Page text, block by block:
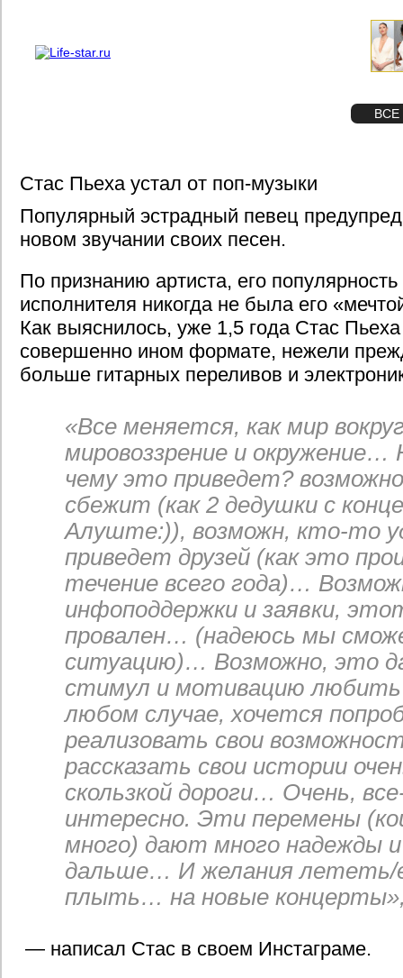
ВСЕ
Стас Пьеха устал от поп-музыки
Популярный эстрадный певец
новом звучании своих песен.
По признанию артиста, его популярность
исполнителя никогда не была его
Как выяснилось, уже 1,5 года Стас Пьеха
совершенно ином формате, нежели
больше гитарных переливов и
«Все меняется, как мир
мировоззрение и окружение…
чему это приведет?
сбежит (как 2 дедушки с
Алуште:)), возможн, кто-то
приведет друзей (как это
течение всего года)…
инфоподдержки и заявки,
провален… (надеюсь мы
ситуацию)… Возможно, это
стимул и мотивацию любить
любом случае, хочется
реализовать свои
рассказать свои истории
скользкой дороги… Очень,
интересно. Эти перемены
много) дают много надежды
дальше… И желания лететь/
плыть… на новые
— написал Стас в своем Инстаграме.